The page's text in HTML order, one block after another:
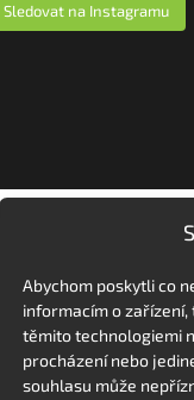
Abychom poskytli co
informacím o
těmito technologiemi
procházení nebo
souhlasu může
Sledovat na Instagramu